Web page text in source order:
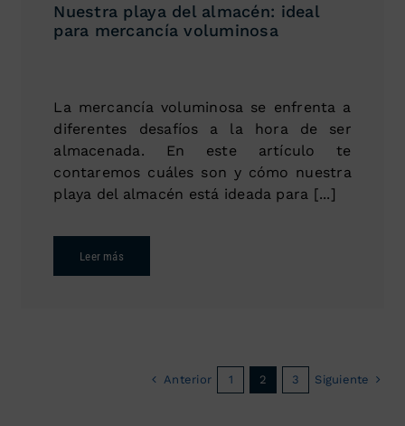
Nuestra playa del almacén: ideal
para mercancía voluminosa
La mercancía voluminosa se enfrenta a
diferentes desafíos a la hora de ser
almacenada. En este artículo te
contaremos cuáles son y cómo nuestra
playa del almacén está ideada para [...]
Leer más
Anterior 1 2 3 Siguiente